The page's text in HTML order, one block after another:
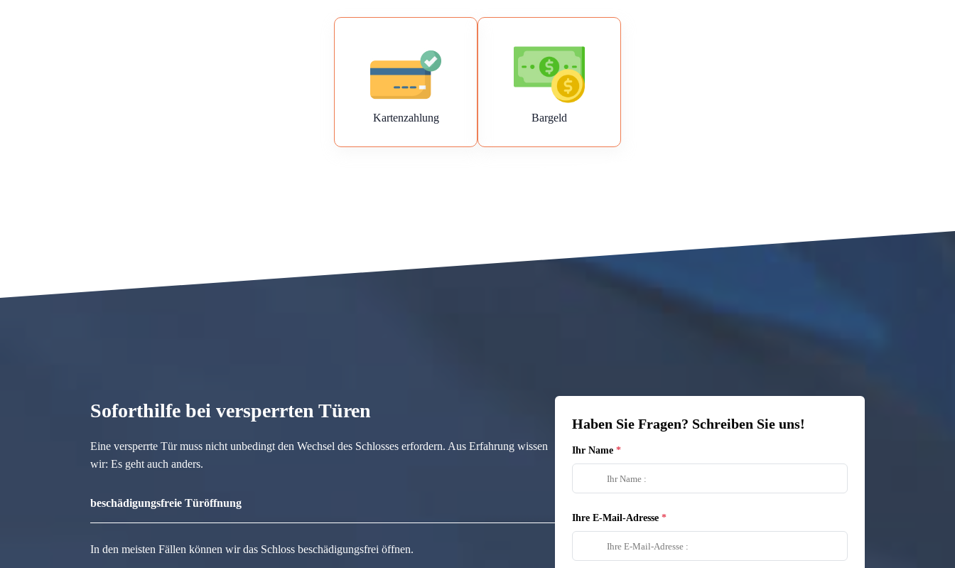
Kartenzahlung Bargeld
Soforthilfe bei versperrten Türen
Eine versperrte Tür muss nicht unbedingt den Wechsel des Schlosses erfordern. Aus Erfahrung wissen
wir: Es geht auch anders.
beschädigungsfreie Türöffnung
In den meisten Fällen können wir das Schloss beschädigungsfrei öffnen.
Haben Sie Fragen? Schreiben Sie uns!
Ihr Name
Ihre E-Mail-Adresse